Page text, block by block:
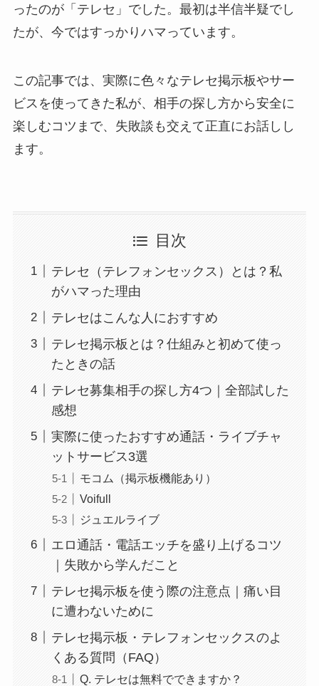
ったのが「テレセ」でした。最初は半信半疑でし
たが、今ではすっかりハマっています。
この記事では、実際に色々なテレセ掲示板やサー
ビスを使ってきた私が、相手の探し方から安全に
楽しむコツまで、失敗談も交えて正直にお話しし
ます。
目次
テレセ（テレフォンセックス）とは？私
がハマった理由
テレセはこんな人におすすめ
テレセ掲示板とは？仕組みと初めて使っ
たときの話
テレセ募集相手の探し方4つ｜全部試した
感想
実際に使ったおすすめ通話・ライブチャ
ットサービス3選
モコム（掲示板機能あり）
Voifull
ジュエルライブ
エロ通話・電話エッチを盛り上げるコツ
｜失敗から学んだこと
テレセ掲示板を使う際の注意点｜痛い目
に遭わないために
テレセ掲示板・テレフォンセックスのよ
くある質問（FAQ）
Q. テレセは無料でできますか？